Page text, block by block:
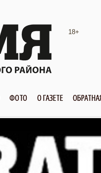
18+
ФОТО О ГАЗЕТЕ